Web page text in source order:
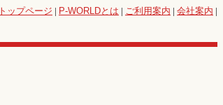
トップページ | P-WORLDとは | ご利用案内 | 会社案内 |